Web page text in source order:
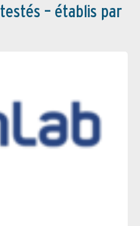
– établis par